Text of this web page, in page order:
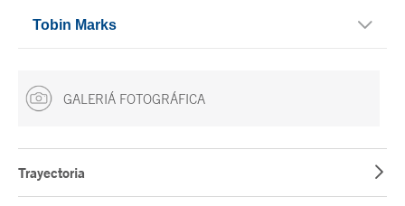
Tobin Marks
GALERIÁ FOTOGRÁFICA
Trayectoria